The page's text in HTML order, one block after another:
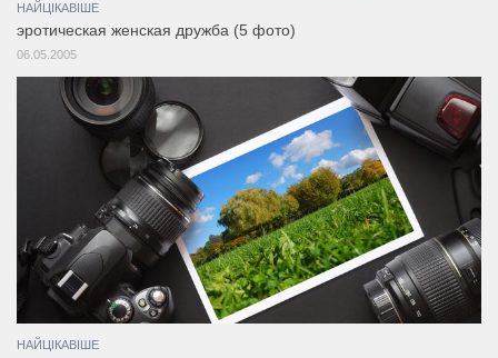
НАЙЦІКАВІШЕ
эротическая женская дружба (5 фото)
06.05.2005
НАЙЦІКАВІШЕ